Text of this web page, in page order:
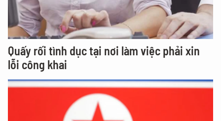
Quấy rối tình dục tại nơi làm việc phải xin
lỗi công khai